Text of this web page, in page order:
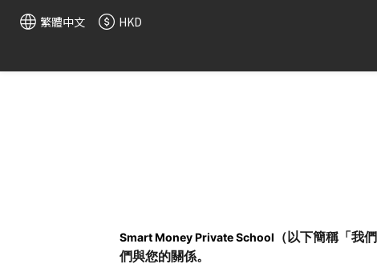
繁體中文 HKD
Smart Money Private School （以下簡稱「我
們與您的關係。